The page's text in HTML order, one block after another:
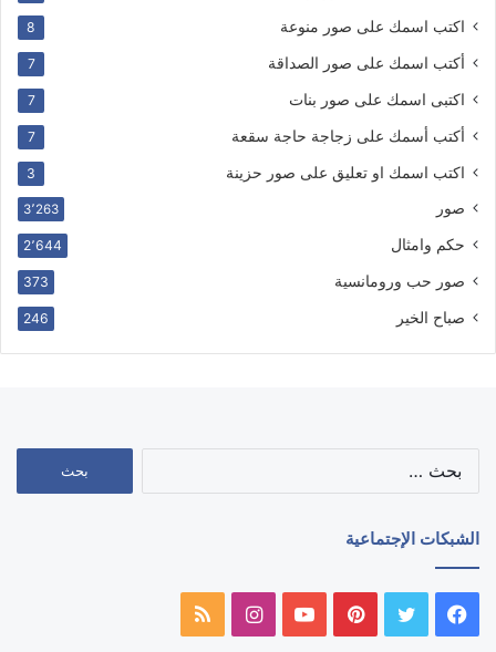
اكتب اسمك على صور منوعة 8
أكتب اسمك على صور الصداقة 7
اكتبى اسمك على صور بنات 7
أكتب أسمك على زجاجة حاجة سقعة 7
اكتب اسمك او تعليق على صور حزينة 3
صور 3٬263
حكم وامثال 2٬644
صور حب ورومانسية 373
صباح الخير 246
الشبكات الإجتماعية
فيسبوك تويتر بينتيريستيوتيوبانستقرامملخص